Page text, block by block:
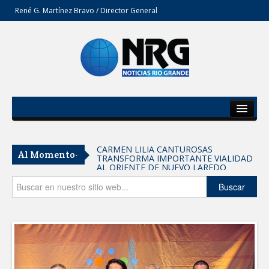
René G. Martínez Bravo / Director General
Del Estado
Secciones
Opinión
Al Momento- CARMEN LILIA CANTUROSAS
TRANSFORMA IMPORTANTE VIALIDAD
AL ORIENTE DE NUEVO LAREDO
Tomaron vecinos de Integración Familiar
iniciativa de Acción y Conciencia
Fortalece la UAT el acceso a la
educación superior en comunidades
REFUERZA BIENESTAR ANIMAL
LABORES DE ATENCIÓN PARA REDUCIR
Buscar